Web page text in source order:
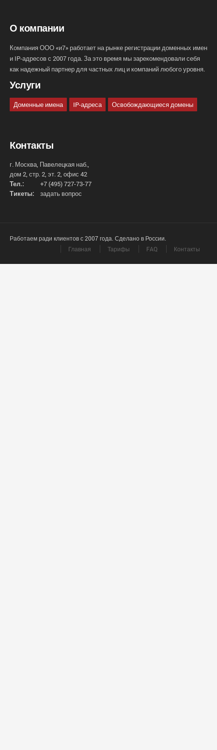
О компании
Компания ООО «и7» работает на рынке регистрации доменных имен
и IP-адресов с 2007 года. За это время мы зарекомендовали себя
как надежный партнер для частных лиц и компаний любого уровня.
Услуги
Доменные имена IP-адреса Освобождающиеся домены
Контакты
г. Москва, Павелецкая наб.,
дом 2, стр. 2, эт. 2, офис 42
Тел.:
+7 (495) 727-73-77
Тикеты:
задать вопрос
Работаем ради клиентов с 2007 года. Сделано в России.
Главная
Тарифы FAQ Контакты